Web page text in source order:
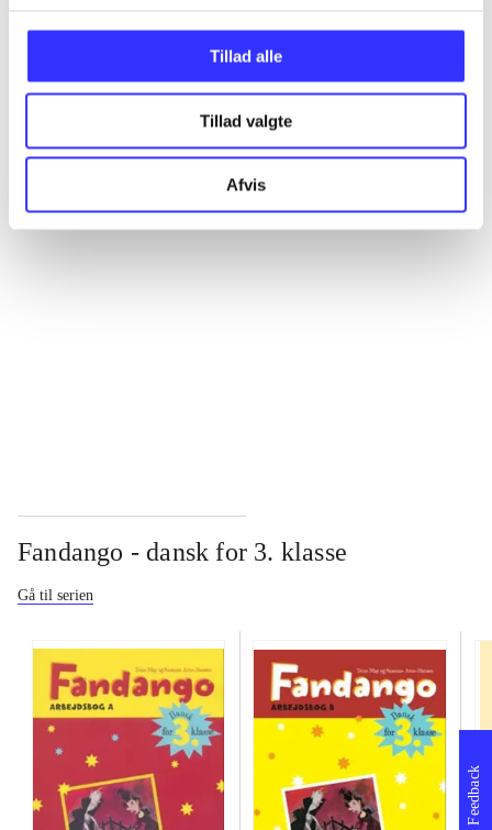
Tillad alle
Tillad valgte
Afvis
Alle registrerede artikler fordelt på udgivelser
...
Fandango - dansk for 3. klasse
Gå til serien
Feedback